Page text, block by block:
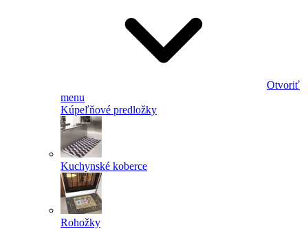
Otvoriť
menu
Kúpeľňové predložky
Kuchynské koberce
Rohožky